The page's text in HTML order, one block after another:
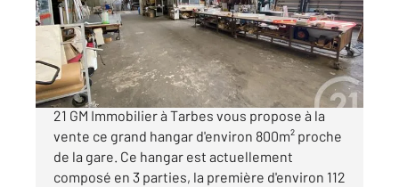
Maison à vendre
265 000 €
TARBES - Votre agence immobilière CENTURY
21 GM Immobilier à Tarbes vous propose à la
vente ce grand hangar d'environ 800m² proche
de la gare. Ce hangar est actuellement
composé en 3 parties, la première d'environ 112